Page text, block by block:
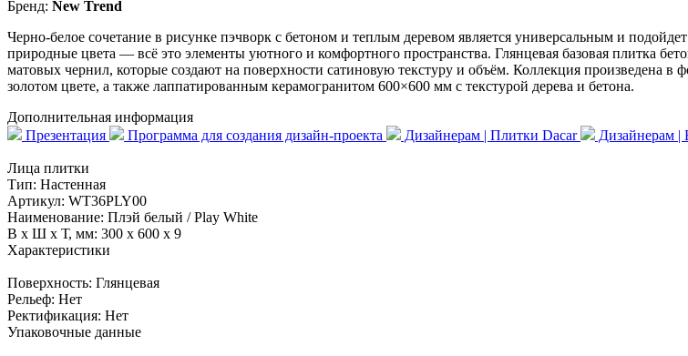
Бренд: New Trend
Черно-белое сочетание в рисунке пэчворк с бетоном и теплым деревом является универсальным и
природные цвета — всё это элементы уютного и комфортного пространства. Глянцевая базовая плитка
матовых чернил, которые создают на поверхности сатиновую текстуру и объём. Коллекция
золотом цвете, а также лаппатированным керамогранитом 600×600 мм с текстурой дерева и бетона.
Дополнительная информация
Презентация
Программа для создания дизайн-проекта Дизайнерам | Плитки Dacar Дизайнерам |
Лица плитки
Тип: Настенная
Артикул: WT36PLY00
Наименование: Плэй белый / Play White
В x Ш x Т, мм: 300 x 600 x 9
Характеристики
Поверхность: Глянцевая
Рельеф: Нет
Ректификация: Нет
Упаковочные данные